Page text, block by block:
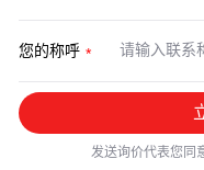
您的称呼
发送询价代表您同